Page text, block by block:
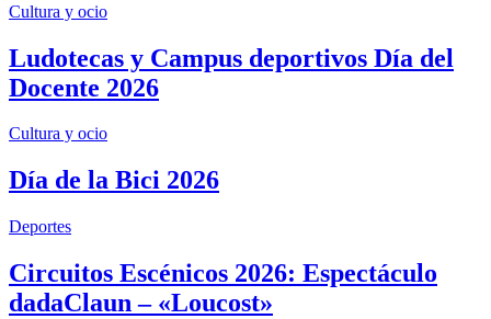
Cultura y ocio
Ludotecas y Campus deportivos Día del
Docente 2026
Cultura y ocio
Día de la Bici 2026
Deportes
Circuitos Escénicos 2026: Espectáculo
dadaClaun – «Loucost»